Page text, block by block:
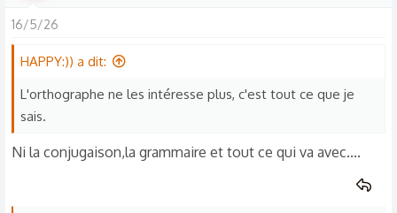
c
o
n
:
16/5/26
HAPPY:)) a dit:
L'orthographe ne les intéresse plus, c'est tout ce que je
sais.
Ni la conjugaison,la grammaire et tout ce qui va avec....